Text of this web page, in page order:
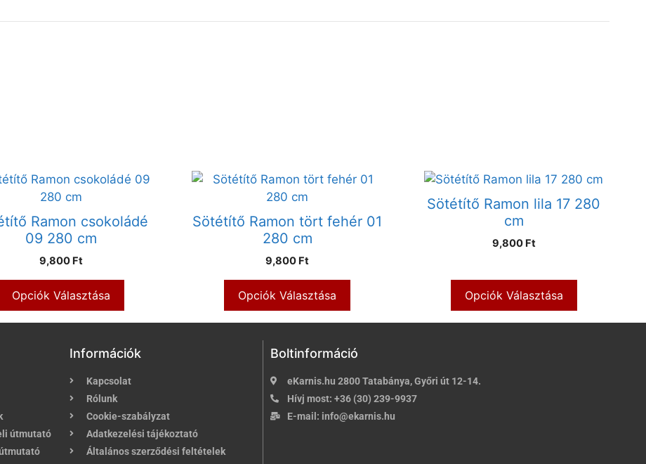
Ramon csokoládé
09 280 cm
9,800 Ft
Opciók Választása
Sötétítő Ramon tört fehér 01
280 cm
9,800 Ft
Opciók Választása
Sötétítő Ramon lila 17 280
cm
9,800 Ft
Opciók Választása
útmutató
Információk
Kapcsolat
Rólunk
Cookie-szabályzat
Adatkezelési tájékoztató
Általános szerződési feltételek
Boltinformáció
eKarnis.hu 2800 Tatabánya, Győri út 12-14.
Hívj most: +36 (30) 239-9937
E-mail: info@ekarnis.hu